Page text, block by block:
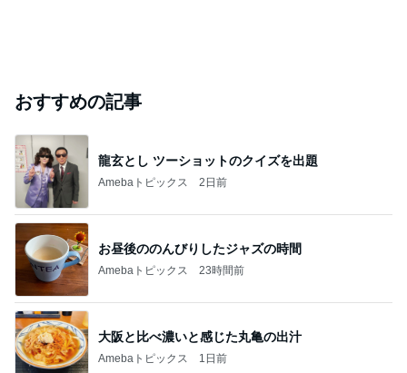
おすすめの記事
龍玄とし ツーショットのクイズを出題
Amebaトピックス 2日前
お昼後ののんびりしたジャズの時間
Amebaトピックス 23時間前
大阪と比べ濃いと感じた丸亀の出汁
Amebaトピックス 1日前